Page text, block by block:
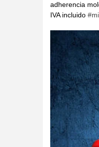
adherencia
IVA incluido